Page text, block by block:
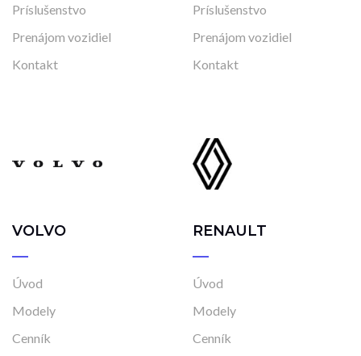
Skladom
Vo výrobe
Vo výrobe, s možnosťou meniť konfiguráciu
Príslušenstvo
Prenájom vozidiel
Kontakt
Príslušenstvo
Prenájom vozidiel
Kontakt
VOLVO
Úvod
Modely
Cenník
RENAULT
Úvod
Modely
Cenník